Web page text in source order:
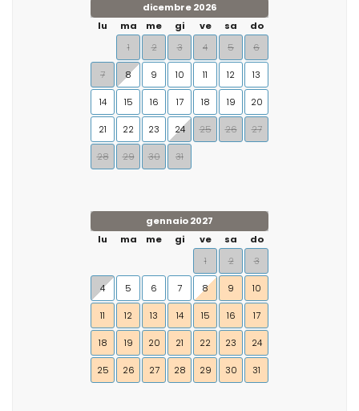
dicembre 2026
lu
ma me gi ve sa
do
1
2 3 4 5 6
7 8 9 10 11 12 13
14 15 16 17 18 19 20
21 22 23 24 25 26 27
28 29 30 31
gennaio 2027
lu
ma me gi ve sa
do
1
2 3
4 5 6 7 8 9 10
11 12 13 14 15 16 17
18 19 20 21 22 23 24
25 26 27 28 29 30 31